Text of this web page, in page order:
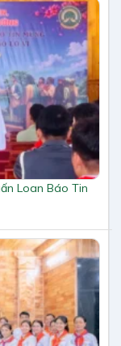
Loan Báo Tin